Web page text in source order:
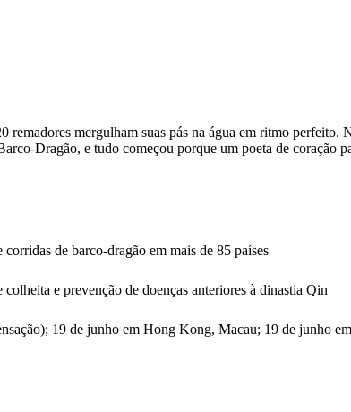
mergulham suas pás na água em ritmo perfeito.
Dragão, e tudo começou porque um poeta de coração
de barco-dragão em mais de 85 países
e prevenção de doenças anteriores à dinastia Qin
19 de junho em Hong Kong, Macau; 19 de junho